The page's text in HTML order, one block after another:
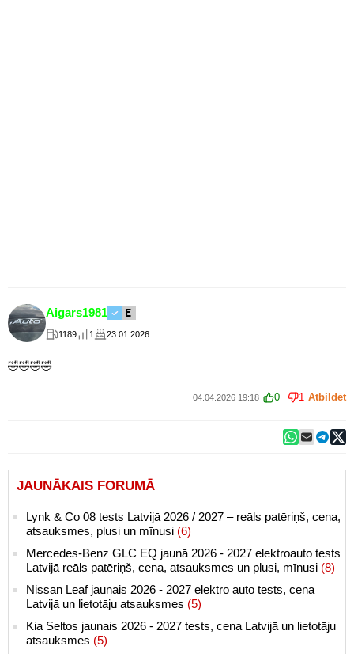
Aigars1981
1189 1 23.01.2026
🤣🤣🤣🤣
04.04.2026 19:18 0 1 Atbildēt
JAUNĀKAIS FORUMĀ
Lynk & Co 08 tests Latvijā 2026 / 2027 – reāls patēriņš, cena,
atsauksmes, plusi un mīnusi (6)
Mercedes-Benz GLC EQ jaunā 2026 - 2027 elektroauto tests
Latvijā reāls patēriņš, cena, atsauksmes un plusi, mīnusi (8)
Nissan Leaf jaunais 2026 - 2027 elektro auto tests, cena
Latvijā un lietotāju atsauksmes (5)
Kia Seltos jaunais 2026 - 2027 tests, cena Latvijā un lietotāju
atsauksmes (5)